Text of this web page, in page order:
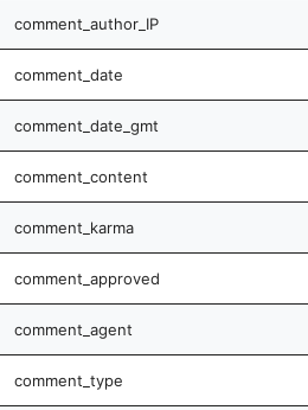
comment_author_IP
comment_date
comment_date_gmt
comment_content
comment_karma
comment_approved
comment_agent
comment_type